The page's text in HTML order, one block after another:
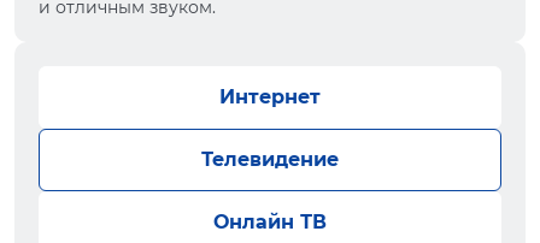
и отличным звуком.
Интернет
Телевидение
Онлайн ТВ